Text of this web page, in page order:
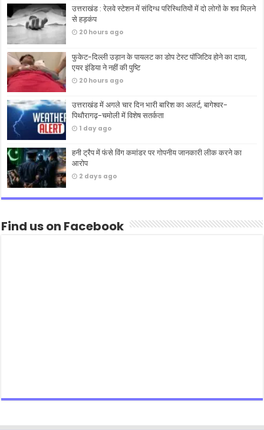
उत्तराखंड : रेलवे स्टेशन में संदिग्ध परिस्थितियों में दो लोगों के शव मिलने
से हड़कंप
20 hours ago
फुकेट-दिल्ली उड़ान के पायलट का डोप टेस्ट पॉजिटिव होने का दावा,
एयर इंडिया ने नहीं की पुष्टि
20 hours ago
उत्तराखंड में अगले चार दिन भारी बारिश का अलर्ट, बागेश्वर-
पिथौरागढ़-चमोली में विशेष सतर्कता
1 day ago
हनी ट्रैप में फंसे विंग कमांडर पर गोपनीय जानकारी लीक करने का
आरोप
2 days ago
Find us on Facebook